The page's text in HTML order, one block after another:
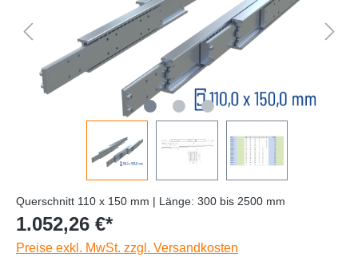
Querschnitt 110 x 150 mm | Länge: 300 bis 2500 mm
1.052,26 €*
Preise exkl. MwSt. zzgl. Versandkosten